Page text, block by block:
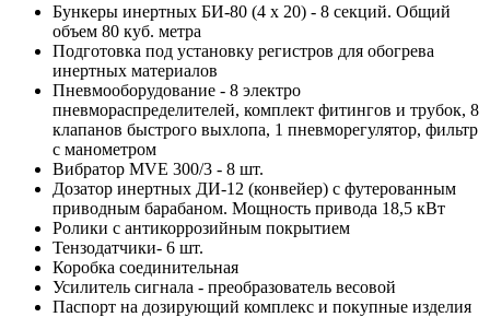
Бункеры инертных БИ-80 (4 х 20) - 8 секций. Общий
объем 80 куб. метра
Подготовка под установку регистров для обогрева
инертных материалов
Пневмооборудование - 8 электро
пневмораспределителей, комплект фитингов и трубок, 8
клапанов быстрого выхлопа, 1 пневморегулятор, фильтр
с манометром
Вибратор MVE 300/3 - 8 шт.
Дозатор инертных ДИ-12 (конвейер) с футерованным
приводным барабаном. Мощность привода 18,5 кВт
Ролики с антикоррозийным покрытием
Тензодатчики- 6 шт.
Коробка соединительная
Усилитель сигнала - преобразователь весовой
Паспорт на дозирующий комплекс и покупные изделия